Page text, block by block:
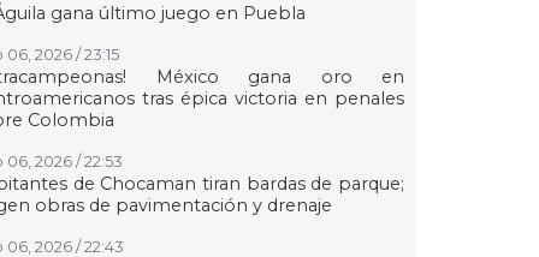
gana último juego en Puebla
06, 2026 / 23:15
México gana oro en
tras épica victoria en penales
Colombia
06, 2026 / 22:53
de Chocaman tiran bardas de parque;
obras de pavimentación y drenaje
06, 2026 / 22:43